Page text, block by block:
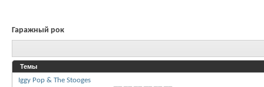
Гаражный рок
Темы
Iggy Pop & The Stooges